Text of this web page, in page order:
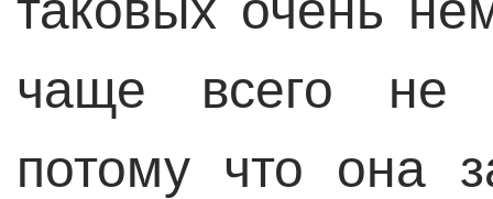
чаще всего не
потому что она